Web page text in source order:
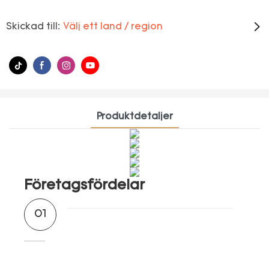
Skickad till: Välj ett land / region
Produktdetaljer
Företagsfördelar
01